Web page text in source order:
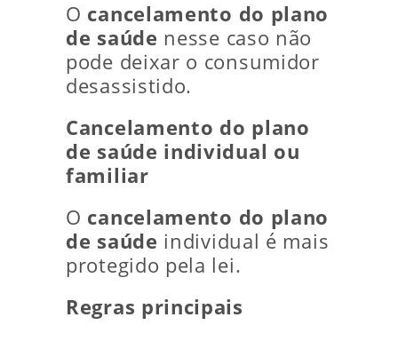
O cancelamento do plano
de saúde nesse caso não
pode deixar o consumidor
desassistido.
Cancelamento do plano
de saúde individual ou
familiar
O cancelamento do plano
de saúde individual é mais
protegido pela lei.
Regras principais